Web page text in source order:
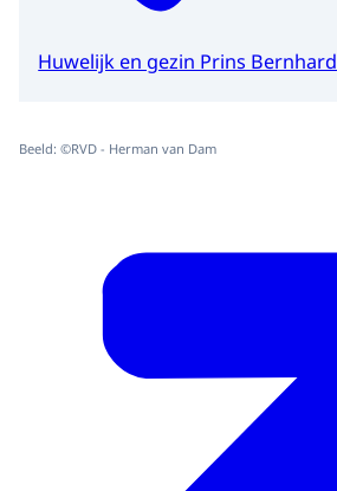
Huwelijk en gezin Prins Bernhard
Beeld: ©RVD - Herman van Dam